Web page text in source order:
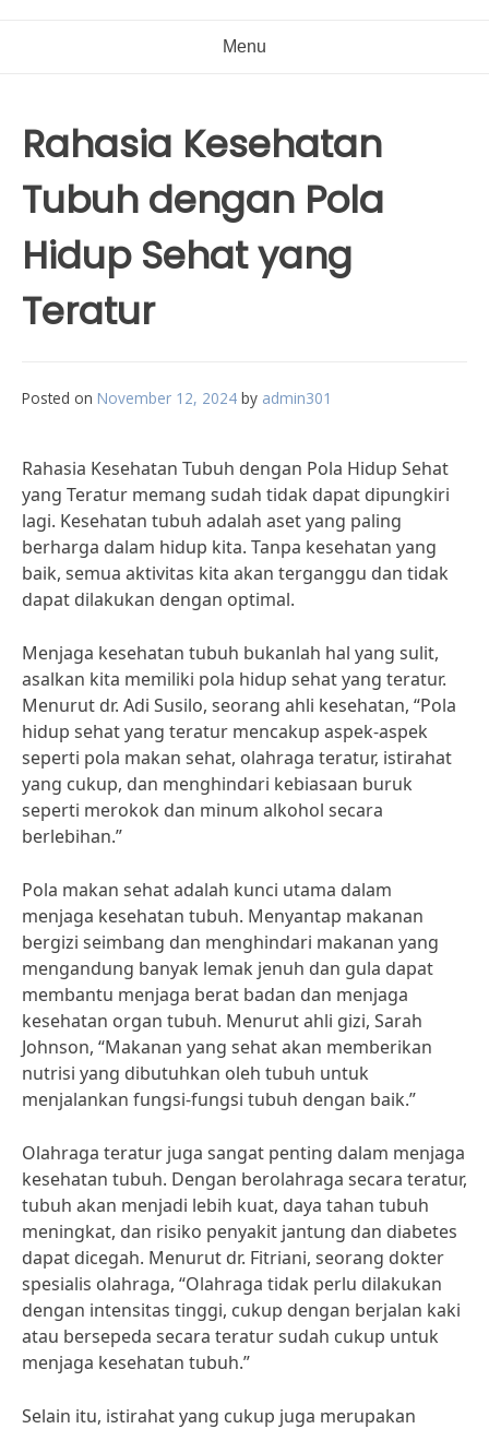
Menu
Rahasia Kesehatan
Tubuh dengan Pola
Hidup Sehat yang
Teratur
Posted on November 12, 2024 by admin301
Rahasia Kesehatan Tubuh dengan Pola Hidup Sehat
yang Teratur memang sudah tidak dapat dipungkiri
lagi. Kesehatan tubuh adalah aset yang paling
berharga dalam hidup kita. Tanpa kesehatan yang
baik, semua aktivitas kita akan terganggu dan tidak
dapat dilakukan dengan optimal.
Menjaga kesehatan tubuh bukanlah hal yang sulit,
asalkan kita memiliki pola hidup sehat yang teratur.
Menurut dr. Adi Susilo, seorang ahli kesehatan, “Pola
hidup sehat yang teratur mencakup aspek-aspek
seperti pola makan sehat, olahraga teratur, istirahat
yang cukup, dan menghindari kebiasaan buruk
seperti merokok dan minum alkohol secara
berlebihan.”
Pola makan sehat adalah kunci utama dalam
menjaga kesehatan tubuh. Menyantap makanan
bergizi seimbang dan menghindari makanan yang
mengandung banyak lemak jenuh dan gula dapat
membantu menjaga berat badan dan menjaga
kesehatan organ tubuh. Menurut ahli gizi, Sarah
Johnson, “Makanan yang sehat akan memberikan
nutrisi yang dibutuhkan oleh tubuh untuk
menjalankan fungsi-fungsi tubuh dengan baik.”
Olahraga teratur juga sangat penting dalam menjaga
kesehatan tubuh. Dengan berolahraga secara teratur,
tubuh akan menjadi lebih kuat, daya tahan tubuh
meningkat, dan risiko penyakit jantung dan diabetes
dapat dicegah. Menurut dr. Fitriani, seorang dokter
spesialis olahraga, “Olahraga tidak perlu dilakukan
dengan intensitas tinggi, cukup dengan berjalan kaki
atau bersepeda secara teratur sudah cukup untuk
menjaga kesehatan tubuh.”
Selain itu, istirahat yang cukup juga merupakan